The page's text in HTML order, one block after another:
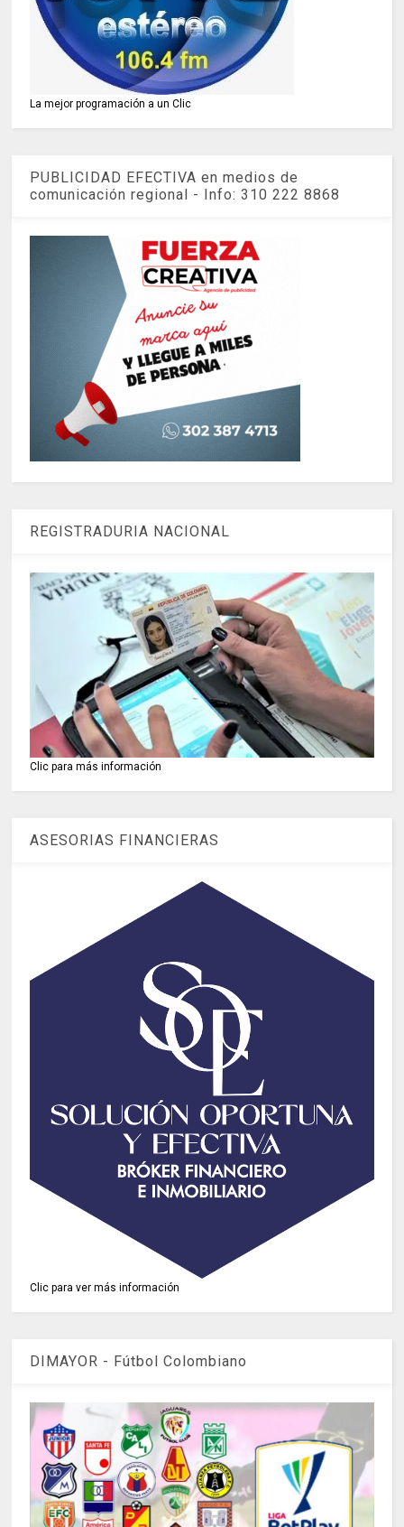
La mejor programación a un Clic
PUBLICIDAD EFECTIVA en medios de
comunicación regional - Info: 310 222 8868
REGISTRADURIA NACIONAL
Clic para más información
ASESORIAS FINANCIERAS
Clic para ver más información
DIMAYOR - Fútbol Colombiano